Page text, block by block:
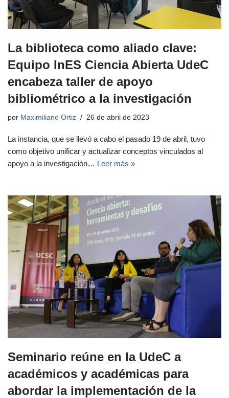
La biblioteca como aliado clave:
Equipo InES Ciencia Abierta UdeC
encabeza taller de apoyo
bibliométrico a la investigación
por Maximiliano Ortiz 26 de abril de 2023
La instancia, que se llevó a cabo el pasado 19 de abril, tuvo
como objetivo unificar y actualizar conceptos vinculados al
apoyo a la investigación… Leer más »
Seminario reúne en la UdeC a
académicos y académicas para
abordar la implementación de la